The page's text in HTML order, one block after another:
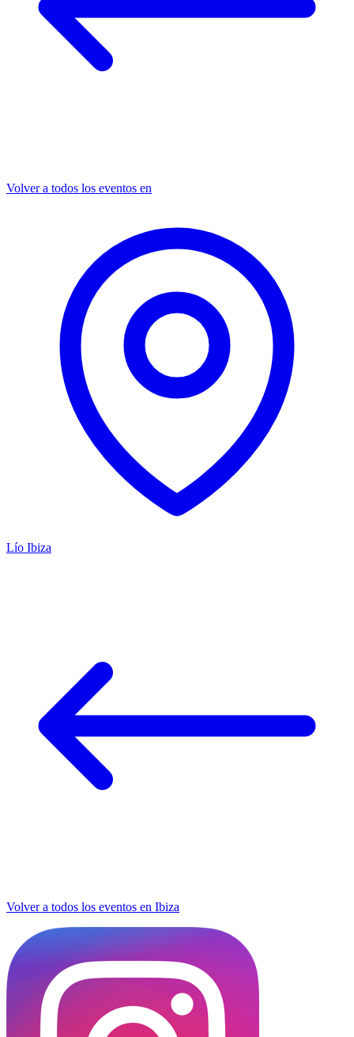
Volver a todos los eventos en
Lío Ibiza
Volver a todos los eventos en Ibiza